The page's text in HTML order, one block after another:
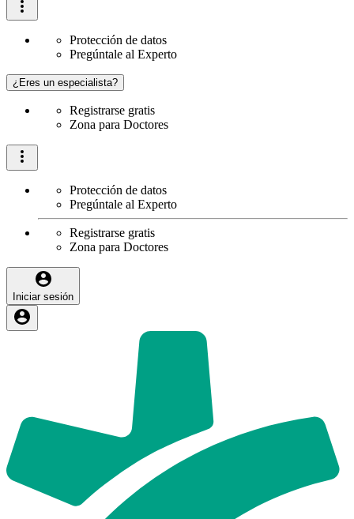
Protección de datos
Pregúntale al Experto
¿Eres un especialista?
Registrarse gratis
Zona para Doctores
Protección de datos
Pregúntale al Experto
Registrarse gratis
Zona para Doctores
Iniciar sesión